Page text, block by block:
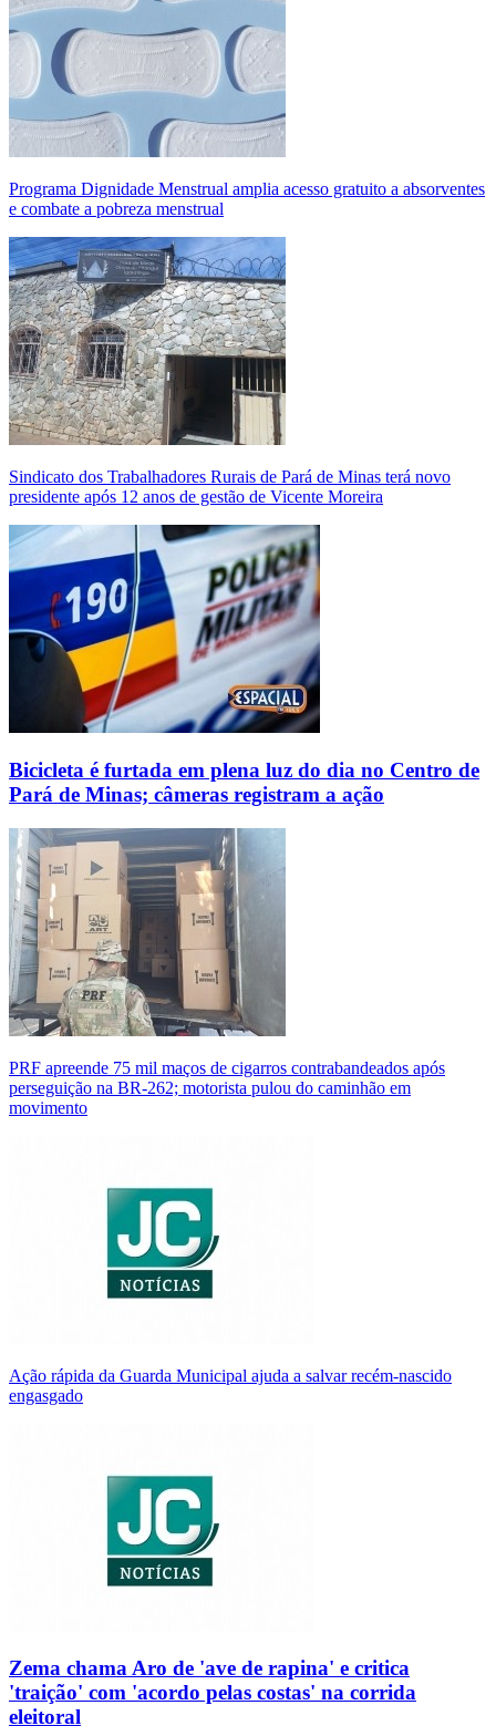
Programa Dignidade Menstrual amplia acesso gratuito a absorventes
e combate a pobreza menstrual
Sindicato dos Trabalhadores Rurais de Pará de Minas terá novo
presidente após 12 anos de gestão de Vicente Moreira
Bicicleta é furtada em plena luz do dia no Centro de
Pará de Minas; câmeras registram a ação
PRF apreende 75 mil maços de cigarros contrabandeados após
perseguição na BR-262; motorista pulou do caminhão em
movimento
Ação rápida da Guarda Municipal ajuda a salvar recém-nascido
engasgado
Zema chama Aro de 'ave de rapina' e critica
'traição' com 'acordo pelas costas' na corrida
eleitoral